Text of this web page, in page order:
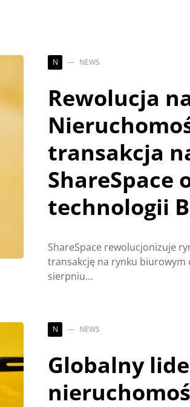
N NEWS
Rewolucja
transakcja
ShareSpace
technologii
ShareSpace rewolucjonizuje
transakcję na rynku
sierpniu…
N NEWS
Globalny